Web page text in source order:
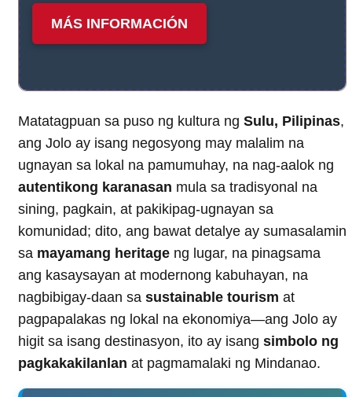
MÁS INFORMACIÓN
Matatagpuan sa puso ng kultura ng Sulu, Pilipinas,
ang Jolo ay isang negosyong may malalim na
ugnayan sa lokal na pamumuhay, na nag-aalok ng
autentikong karanasan mula sa tradisyonal na
sining, pagkain, at pakikipag-ugnayan sa
komunidad; dito, ang bawat detalye ay sumasalamin
sa mayamang heritage ng lugar, na pinagsama
ang kasaysayan at modernong kabuhayan, na
nagbibigay-daan sa sustainable tourism at
pagpapalakas ng lokal na ekonomiya—ang Jolo ay
higit sa isang destinasyon, ito ay isang simbolo ng
pagkakakilanlan at pagmamalaki ng Mindanao.